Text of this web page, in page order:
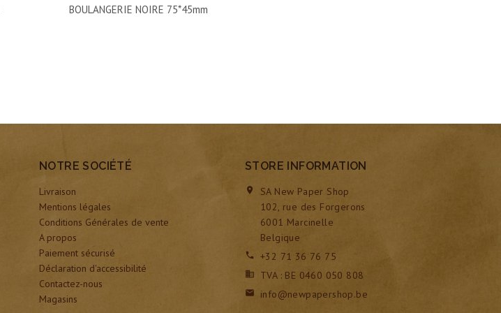
BOULANGERIE NOIRE 75*45mm
NOTRE SOCIÉTÉ
Livraison
Mentions légales
Conditions Générales de vente
A propos
Paiement sécurisé
Déclaration d'accessibilité
Contactez-nous
Magasins
STORE INFORMATION

SA New Paper Shop
102, rue des Forgerons
6001 Marcinelle
Belgique
 +32 71 36 76 75
 TVA : BE 0460 050 808
 info@newpapershop.be